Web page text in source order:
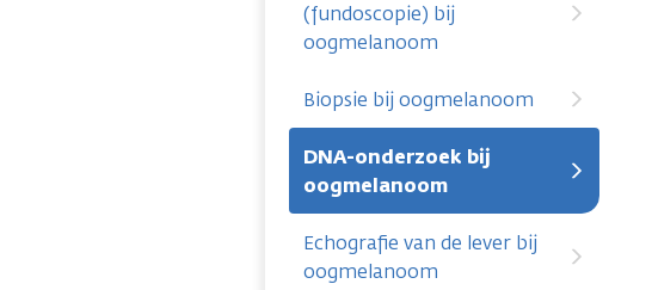
(fundoscopie) bij
oogmelanoom
Biopsie bij oogmelanoom
DNA-onderzoek bij
oogmelanoom
Echografie van de lever bij
oogmelanoom